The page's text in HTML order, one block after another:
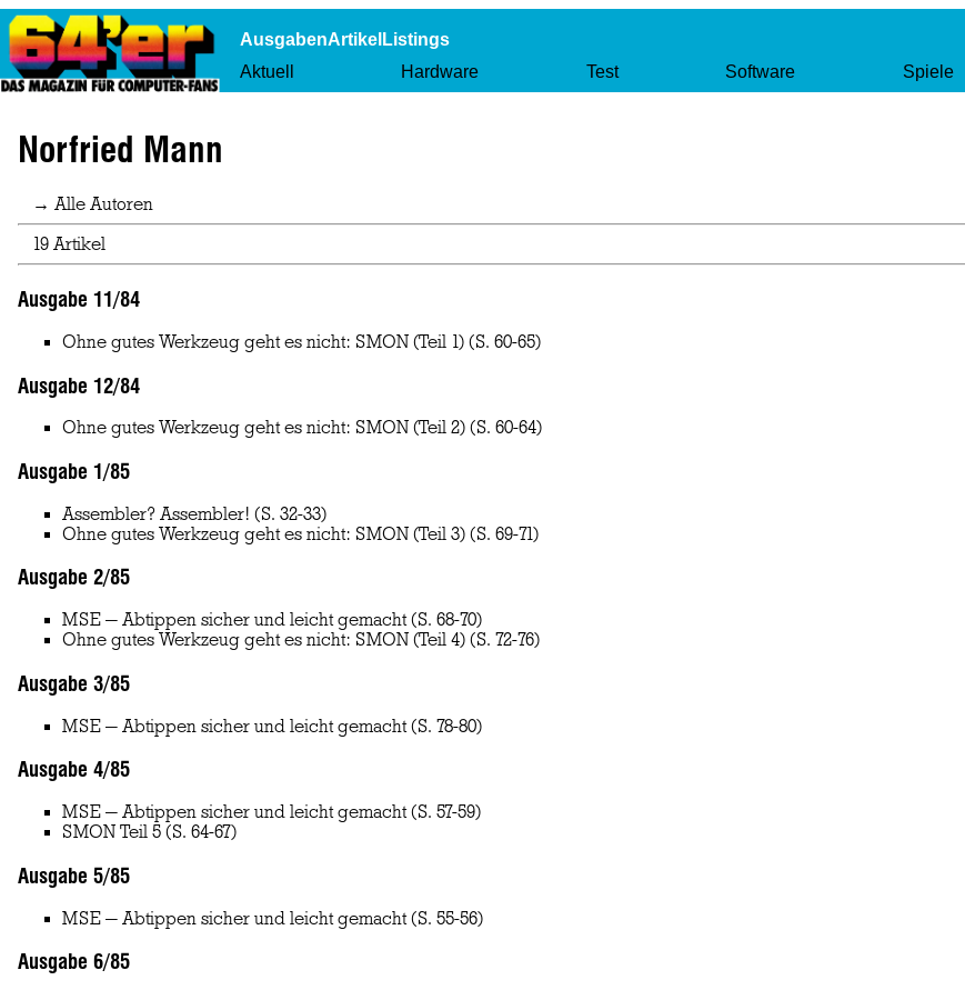
AusgabenArtikel Listings
Aktuell
Hardware Test Software Spiele
Norfried Mann
→ Alle Autoren
19 Artikel
Ausgabe 11/84
Ohne gutes Werkzeug geht es nicht: SMON (Teil 1) (S. 60-65)
Ausgabe 12/84
Ohne gutes Werkzeug geht es nicht: SMON (Teil 2) (S. 60-64)
Ausgabe 1/85
Assembler? Assembler! (S. 32-33)
Ohne gutes Werkzeug geht es nicht: SMON (Teil 3) (S. 69-71)
Ausgabe 2/85
MSE — Abtippen sicher und leicht gemacht(S. 68-70)
Ohne gutes Werkzeug geht es nicht: SMON (Teil 4) (S. 72-76)
Ausgabe 3/85
MSE — Abtippen sicher und leicht gemacht(S. 78-80)
Ausgabe 4/85
MSE — Abtippen sicher und leicht gemacht(S. 57-59)
SMON Teil 5 (S. 64-67)
Ausgabe 5/85
MSE — Abtippen sicher und leicht gemacht(S. 55-56)
Ausgabe 6/85